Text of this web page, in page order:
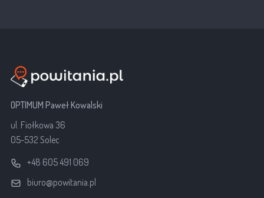
OPTIMUM Paweł Kowalski
ul. Fiołkowa 36
05-532 Solec
+48 605 491 069
biuro@powitania.pl